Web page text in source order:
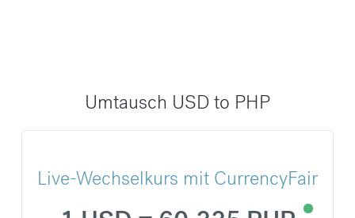
Umtausch USD to PHP
Live-Wechselkurs mit CurrencyFair